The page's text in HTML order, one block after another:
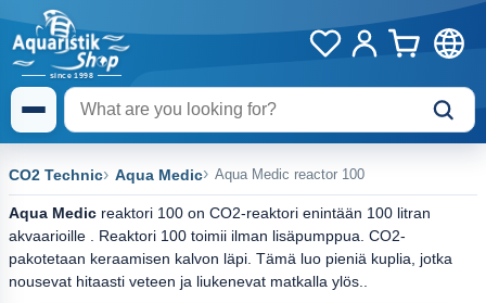
CO2 Technic Aqua Medic Aqua Medic reactor 100
Aqua Medic reaktori 100 on CO2-reaktori enintään 100 litran
akvaarioille . Reaktori 100 toimii ilman lisäpumppua. CO2-
pakotetaan keraamisen kalvon läpi. Tämä luo pieniä kuplia, jotka
nousevat hitaasti veteen ja liukenevat matkalla ylös..